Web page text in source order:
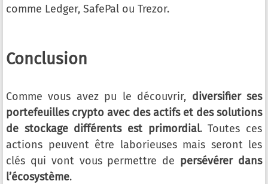
comme Ledger, SafePal ou Trezor.
Conclusion
Comme vous avez pu le découvrir, diversifier ses
portefeuilles crypto avec des actifs et des solutions
de stockage différents est primordial. Toutes ces
actions peuvent être laborieuses mais seront les
clés qui vont vous permettre de persévérer dans
l’écosystème.